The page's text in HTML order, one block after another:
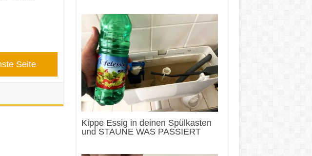
Seite
Kippe Essig in deinen Spülkasten
und STAUNE WAS PASSIERT